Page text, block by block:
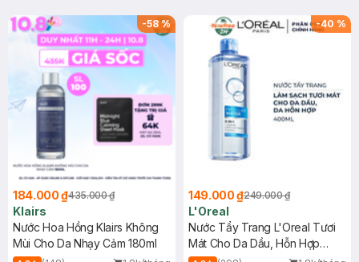
-58%
184.000 ₫435.000 ₫
Klairs
Nước Hoa Hồng Klairs Không
Mùi Cho Da Nhạy Cảm 180ml
-40 %
149.000 ₫249.000 ₫
L'Oreal
Nước Tẩy Trang L'Oreal Tươi
Mát Cho Da Dầu, Hỗn Hợp
400ml